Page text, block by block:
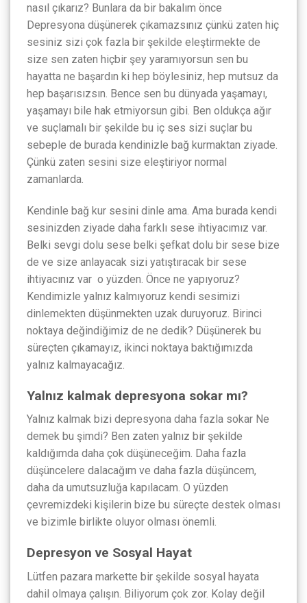
nasıl çıkarız? Bunlara da bir bakalım önce
Depresyona düşünerek çıkamazsınız çünkü zaten hiç
sesiniz sizi çok fazla bir şekilde eleştirmekte de
size sen zaten hiçbir şey yaramıyorsun sen bu
hayatta ne başardın ki hep böylesiniz, hep mutsuz da
hep başarısızsın. Bence sen bu dünyada yaşamayı,
yaşamayı bile hak etmiyorsun gibi. Ben oldukça ağır
ve suçlamalı bir şekilde bu iç ses sizi suçlar bu
sebeple de burada kendinizle bağ kurmaktan ziyade.
Çünkü zaten sesini size eleştiriyor normal
zamanlarda.
Kendinle bağ kur sesini dinle ama. Ama burada kendi
sesinizden ziyade daha farklı sese ihtiyacımız var.
Belki sevgi dolu sese belki şefkat dolu bir sese bize
de ve size anlayacak sizi yatıştıracak bir sese
ihtiyacınız var o yüzden. Önce ne yapıyoruz?
Kendimizle yalnız kalmıyoruz kendi sesimizi
dinlemekten düşünmekten uzak duruyoruz. Birinci
noktaya değindiğimiz de ne dedik? Düşünerek bu
süreçten çıkamayız, ikinci noktaya baktığımızda
yalnız kalmayacağız.
Yalnız kalmak depresyona sokar mı?
Yalnız kalmak bizi depresyona daha fazla sokar Ne
demek bu şimdi? Ben zaten yalnız bir şekilde
kaldığımda daha çok düşüneceğim. Daha fazla
düşüncelere dalacağım ve daha fazla düşüncem,
daha da umutsuzluğa kapılacam. O yüzden
çevremizdeki kişilerin bize bu süreçte destek olması
ve bizimle birlikte oluyor olması önemli.
Depresyon ve Sosyal Hayat
Lütfen pazara markette bir şekilde sosyal hayata
dahil olmaya çalışın. Biliyorum çok zor. Kolay değil